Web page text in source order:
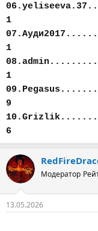
1
1
1
9
6
Модератор
13.05.2026